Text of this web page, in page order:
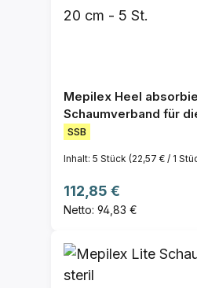
Mepilex Heel
Schaumverband für
cm - 5 St.
SSB
Inhalt: 5 Stück (22,57 € / 1
Regulärer Preis:
112,85 €
Netto: 94,83 €